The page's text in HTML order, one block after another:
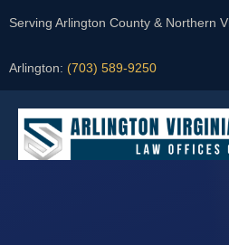
Serving Arlington County & Northern
Arlington: (703) 589-9250